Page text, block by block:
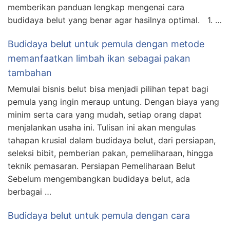
memberikan panduan lengkap mengenai cara
budidaya belut yang benar agar hasilnya optimal. 1. …
Budidaya belut untuk pemula dengan metode
memanfaatkan limbah ikan sebagai pakan
tambahan
Memulai bisnis belut bisa menjadi pilihan tepat bagi
pemula yang ingin meraup untung. Dengan biaya yang
minim serta cara yang mudah, setiap orang dapat
menjalankan usaha ini. Tulisan ini akan mengulas
tahapan krusial dalam budidaya belut, dari persiapan,
seleksi bibit, pemberian pakan, pemeliharaan, hingga
teknik pemasaran. Persiapan Pemeliharaan Belut
Sebelum mengembangkan budidaya belut, ada
berbagai …
Budidaya belut untuk pemula dengan cara